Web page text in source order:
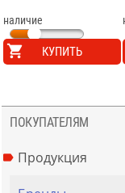
наличие
КУПИТЬ
ПОКУПАТЕЛЯМ
Продукция